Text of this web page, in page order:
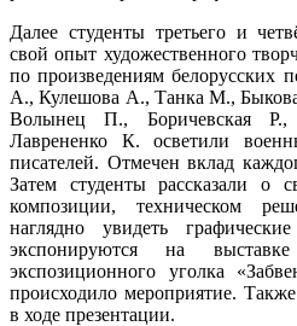
Далее студенты третьего и
свой опыт художественного
по произведениям белорусских
А., Кулешова А., Танка М.,
Волынец П., Боричевская
Лаврененко К. осветили
писателей. Отмечен вклад
Затем студенты рассказали о
композиции, техническом
наглядно увидеть
экспонируются на
экспозиционного уголка
происходило мероприятие.
в ходе презентации.